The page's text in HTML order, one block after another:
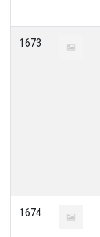
1673
1674